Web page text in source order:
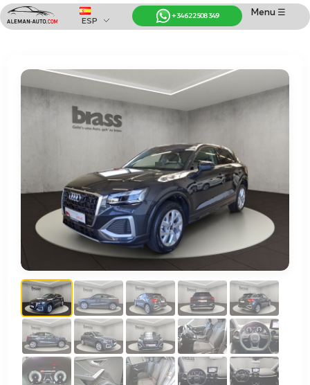
Coches de Alemania
Importación de Coches de Alemania
Menu ☰
+34 622 508 349
ESP